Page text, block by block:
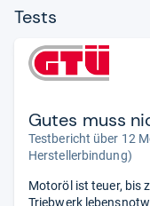
Tests
Gutes muss
Testbericht über 12
Herstellerbindung)
Motoröl ist teuer, bis
Triebwerk